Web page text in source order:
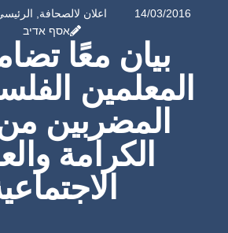
14/03/2016 اعلان لالصحافة,
אסף אדיב
بيان معًا
المعلمين
المضربين
الكرامة